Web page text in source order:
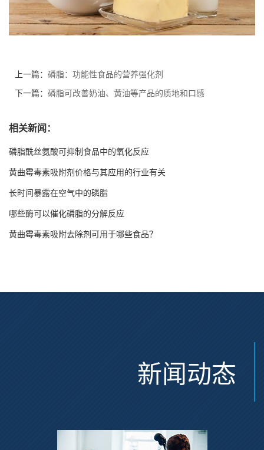
上一篇： 磷脂：功能性食品的营养强化剂
下一篇： 磷脂可改善奶油、黄油等产品的质地和口感
相关新闻：
磷脂酰丝氨酸可抑制食品中的氧化反应
黄曲霉毒素吸附剂价格与其应用的行业有关
长时间暴露在空气中的磷脂
哪些酶可以催化磷脂的分解反应
黄曲霉毒素吸附去除剂可用于哪些食品？
新闻动态